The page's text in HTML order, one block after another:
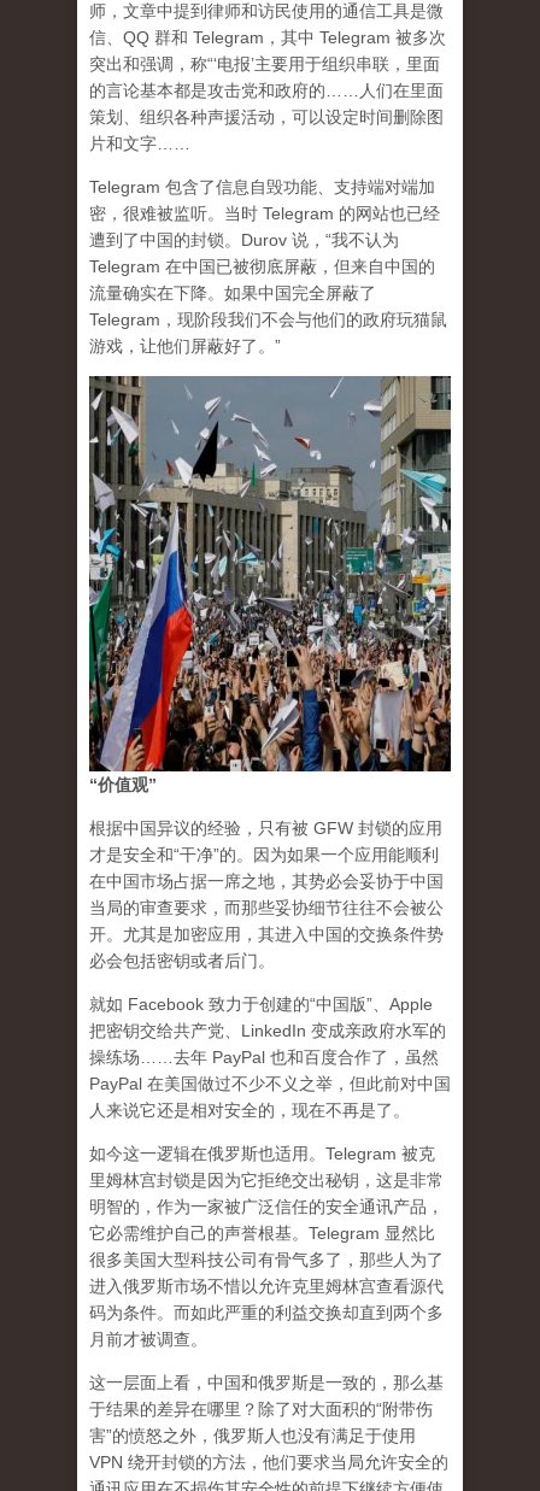
师，文章中提到律师和访民使用的通信工具是微
信、QQ 群和 Telegram，其中 Telegram 被多次
突出和强调，称“‘电报’主要用于组织串联，里面
的言论基本都是攻击党和政府的……人们在里面
策划、组织各种声援活动，可以设定时间删除图
片和文字……
Telegram 包含了信息自毁功能、支持端对端加
密，很难被监听。当时 Telegram 的网站也已经
遭到了中国的封锁。Durov 说，“我不认为
Telegram 在中国已被彻底屏蔽，但来自中国的
流量确实在下降。如果中国完全屏蔽了
Telegram，现阶段我们不会与他们的政府玩猫鼠
游戏，让他们屏蔽好了。”
“价值观”
根据中国异议的经验，只有被 GFW 封锁的应用
才是安全和“干净”的。因为如果一个应用能顺利
在中国市场占据一席之地，其势必会妥协于中国
当局的审查要求，而那些妥协细节往往不会被公
开。尤其是加密应用，其进入中国的交换条件势
必会包括密钥或者后门。
就如 Facebook 致力于创建的“中国版”、Apple
把密钥交给共产党、LinkedIn 变成亲政府水军的
操练场……去年 PayPal 也和百度合作了，虽然
PayPal 在美国做过不少不义之举，但此前对中国
人来说它还是相对安全的，现在不再是了。
如今这一逻辑在俄罗斯也适用。Telegram 被克
里姆林宫封锁是因为它拒绝交出秘钥，这是非常
明智的，作为一家被广泛信任的安全通讯产品，
它必需维护自己的声誉根基。Telegram 显然比
很多美国大型科技公司有骨气多了，那些人为了
进入俄罗斯市场不惜以允许克里姆林宫查看源代
码为条件。而如此严重的利益交换却直到两个多
月前才被调查。
这一层面上看，中国和俄罗斯是一致的，那么基
于结果的差异在哪里？除了对大面积的“附带伤
害”的愤怒之外，俄罗斯人也没有满足于使用
VPN 绕开封锁的方法，他们要求当局允许安全的